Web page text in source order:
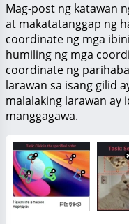
Mag-post ng katawan
at makatatanggap ng
coordinate ng mga
humiling ng mga
coordinate ng
larawan sa isang gilid
malalaking larawan ay
manggagawa.